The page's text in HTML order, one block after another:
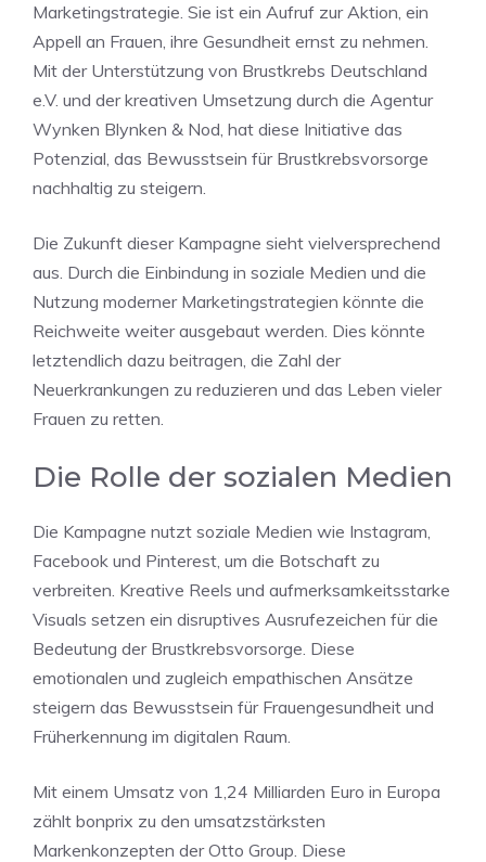
Marketingstrategie. Sie ist ein Aufruf zur Aktion, ein
Appell an Frauen, ihre Gesundheit ernst zu nehmen.
Mit der Unterstützung von Brustkrebs Deutschland
e.V. und der kreativen Umsetzung durch die Agentur
Wynken Blynken & Nod, hat diese Initiative das
Potenzial, das Bewusstsein für Brustkrebsvorsorge
nachhaltig zu steigern.
Die Zukunft dieser Kampagne sieht vielversprechend
aus. Durch die Einbindung in soziale Medien und die
Nutzung moderner Marketingstrategien könnte die
Reichweite weiter ausgebaut werden. Dies könnte
letztendlich dazu beitragen, die Zahl der
Neuerkrankungen zu reduzieren und das Leben vieler
Frauen zu retten.
Die Rolle der sozialen Medien
Die Kampagne nutzt soziale Medien wie Instagram,
Facebook und Pinterest, um die Botschaft zu
verbreiten. Kreative Reels und aufmerksamkeitsstarke
Visuals setzen ein disruptives Ausrufezeichen für die
Bedeutung der Brustkrebsvorsorge. Diese
emotionalen und zugleich empathischen Ansätze
steigern das Bewusstsein für Frauengesundheit und
Früherkennung im digitalen Raum.
Mit einem Umsatz von 1,24 Milliarden Euro in Europa
zählt bonprix zu den umsatzstärksten
Markenkonzepten der Otto Group. Diese